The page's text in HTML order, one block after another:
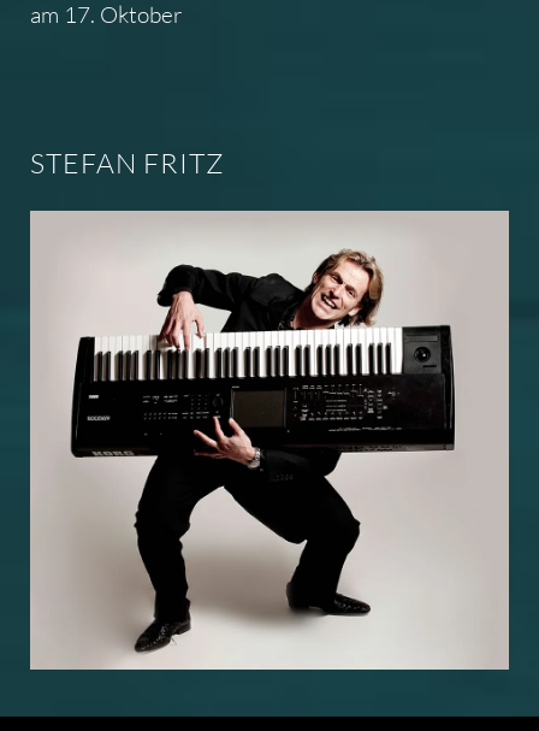
am 17. Oktober
STEFAN FRITZ